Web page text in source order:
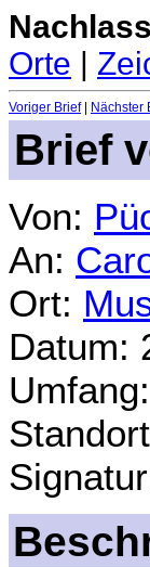
Orte |
Voriger Brief| Nächster
Brief
Von:
An:
Ort:
Datum: